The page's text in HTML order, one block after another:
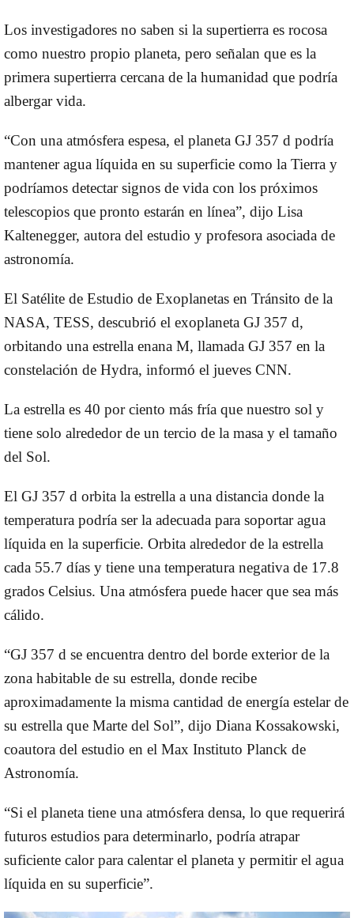
Los investigadores no saben si la supertierra es rocosa
como nuestro propio planeta, pero señalan que es la
primera supertierra cercana de la humanidad que podría
albergar vida.
“Con una atmósfera espesa, el planeta GJ 357 d podría
mantener agua líquida en su superficie como la Tierra y
podríamos detectar signos de vida con los próximos
telescopios que pronto estarán en línea”, dijo Lisa
Kaltenegger, autora del estudio y profesora asociada de
astronomía.
El Satélite de Estudio de Exoplanetas en Tránsito de la
NASA, TESS, descubrió el exoplaneta GJ 357 d,
orbitando una estrella enana M, llamada GJ 357 en la
constelación de Hydra, informó el jueves CNN.
La estrella es 40 por ciento más fría que nuestro sol y
tiene solo alrededor de un tercio de la masa y el tamaño
del Sol.
El GJ 357 d orbita la estrella a una distancia donde la
temperatura podría ser la adecuada para soportar agua
líquida en la superficie. Orbita alrededor de la estrella
cada 55.7 días y tiene una temperatura negativa de 17.8
grados Celsius. Una atmósfera puede hacer que sea más
cálido.
“GJ 357 d se encuentra dentro del borde exterior de la
zona habitable de su estrella, donde recibe
aproximadamente la misma cantidad de energía estelar de
su estrella que Marte del Sol”, dijo Diana Kossakowski,
coautora del estudio en el Max Instituto Planck de
Astronomía.
“Si el planeta tiene una atmósfera densa, lo que requerirá
futuros estudios para determinarlo, podría atrapar
suficiente calor para calentar el planeta y permitir el agua
líquida en su superficie”.